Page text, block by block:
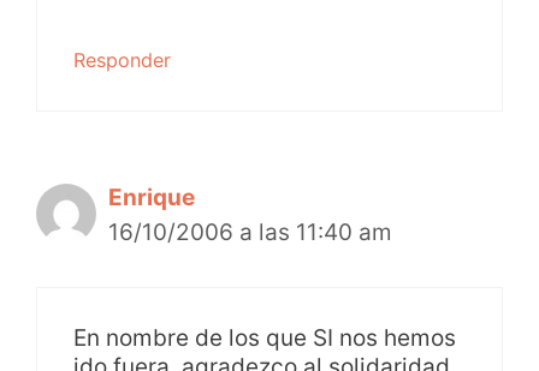
Responder
Enrique
16/10/2006 a las 11:40 am
En nombre de los que SI nos hemos